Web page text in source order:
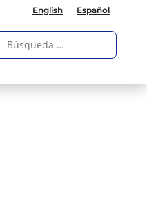
English Español